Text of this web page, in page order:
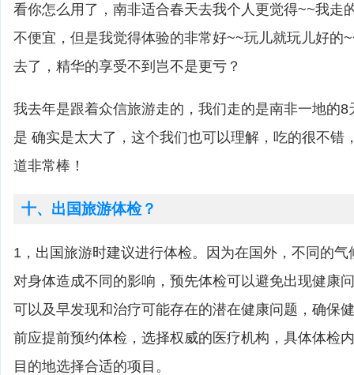
看你怎么用了，南非适合春天去我个人更觉得~~我走
不便宜，但是我觉得体验的非常好~~玩儿就玩儿好的
去了，精华的享受不到岂不是更亏？
我去年是跟着众信旅游走的，我们走的是南非一地的
是 确实是太大了，这个我们也可以理解，吃的很不错
道非常棒！
十、出国旅游体检？
1，出国旅游时建议进行体检。因为在国外，不同的
对身体造成不同的影响，预先体检可以避免出现健康
可以及早发现和治疗可能存在的潜在健康问题，确保
前应提前预约体检，选择权威的医疗机构，具体体检
目的地选择合适的项目。